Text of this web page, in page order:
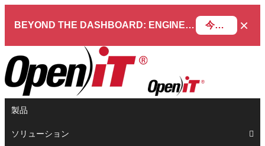
BEYOND THE DASHBOARD: ENGINEERING SOFTWARE IN SERVICENOW WEBINAR 今すぐ登録 ×
製品
ソリューション